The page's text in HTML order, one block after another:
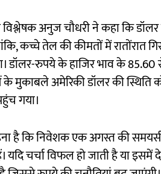
अनुज चौधरी ने कहा कि
कच्चे तेल की कीमतों में रातोंरात
डॉलर-रुपये के हाजिर भाव के
अमेरिकी डॉलर की स्थिति
गया।
है कि निवेशक एक अगस्त की
चर्चा विफल हो जाती है या इसमें